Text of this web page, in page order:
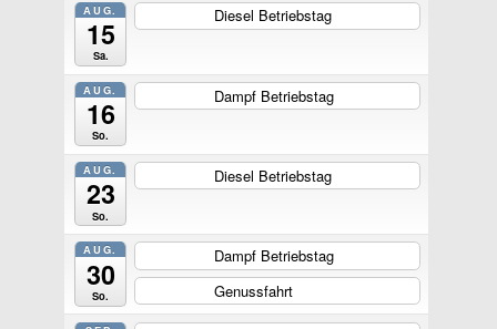
AUG.
15
Sa.
Diesel Betriebstag
AUG.
16
So.
Dampf Betriebstag
AUG.
23
So.
Diesel Betriebstag
AUG.
30
So.
Dampf Betriebstag
Genussfahrt